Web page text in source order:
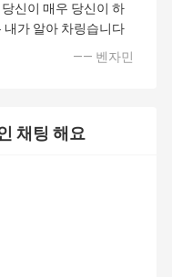
신이 매우 당신이 하
내가 알아 차링습니다
—— 벤자민
채팅 해요